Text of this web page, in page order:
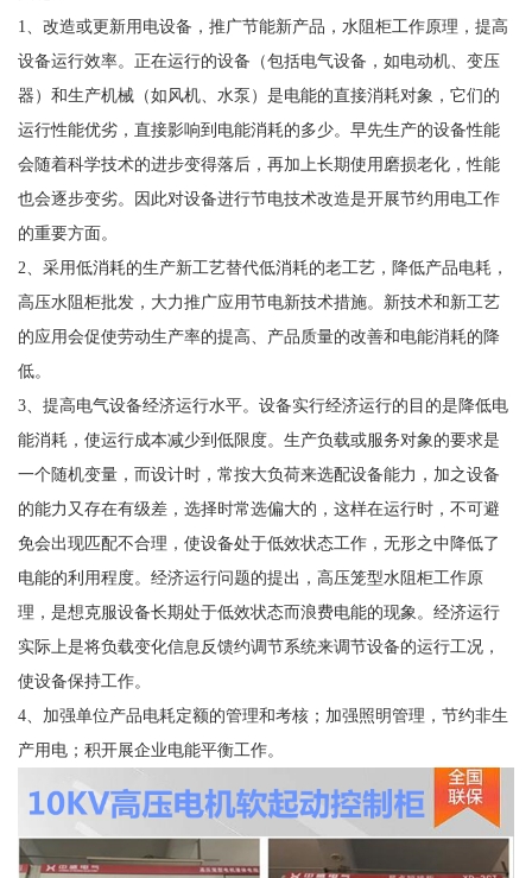
1、改造或更新用电设备，推广节能新产品，水阻柜工作原理，提高
设备运行效率。正在运行的设备（包括电气设备，如电动机、变压
器）和生产机械（如风机、水泵）是电能的直接消耗对象，它们的
运行性能优劣，直接影响到电能消耗的多少。早先生产的设备性能
会随着科学技术的进步变得落后，再加上长期使用磨损老化，性能
也会逐步变劣。因此对设备进行节电技术改造是开展节约用电工作
的重要方面。
2、采用低消耗的生产新工艺替代低消耗的老工艺，降低产品电耗，
高压水阻柜批发，大力推广应用节电新技术措施。新技术和新工艺
的应用会促使劳动生产率的提高、产品质量的改善和电能消耗的降
低。
3、提高电气设备经济运行水平。设备实行经济运行的目的是降低电
能消耗，使运行成本减少到低限度。生产负载或服务对象的要求是
一个随机变量，而设计时，常按大负荷来选配设备能力，加之设备
的能力又存在有级差，选择时常选偏大的，这样在运行时，不可避
免会出现匹配不合理，使设备处于低效状态工作，无形之中降低了
电能的利用程度。经济运行问题的提出，高压笼型水阻柜工作原
理，是想克服设备长期处于低效状态而浪费电能的现象。经济运行
实际上是将负载变化信息反馈约调节系统来调节设备的运行工况，
使设备保持工作。
4、加强单位产品电耗定额的管理和考核；加强照明管理，节约非生
产用电；积开展企业电能平衡工作。